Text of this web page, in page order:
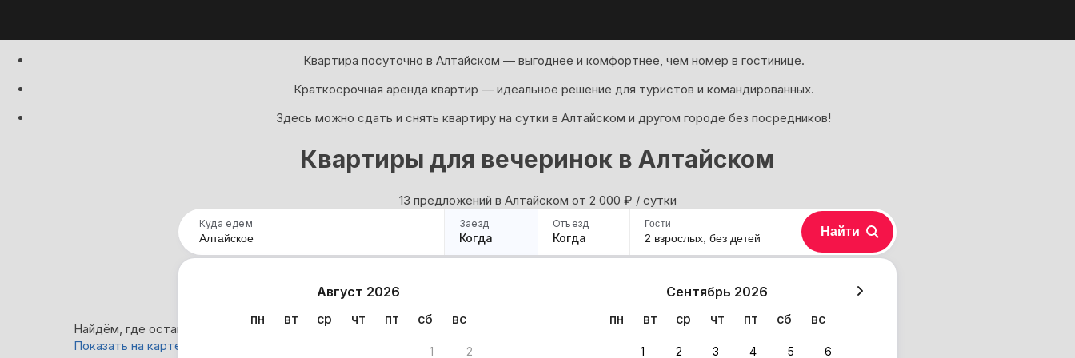
Квартира посуточно в Алтайском — выгоднее и комфортнее, чем номер в гостинице.
Краткосрочная аренда квартир — идеальное решение для туристов и командированных.
Здесь можно сдать и снять квартиру на сутки в Алтайском и другом городе без посредников!
Квартиры для вечеринок в Алтайском
13 предложений в Алтайском oт 2 000 ₽ / сутки
Куда едем Заезд
Когда
Отъезд
Когда
Август 2026
пн
вт ср чт пт сб вс
1 2
Сентябрь 2026
пн
вт ср чт пт сб вс
1 2 3 4 5 6
Гости
2 взрослых, без детей Найти
Найдём, где остановиться в Алтайском: 13 вариантов
Показать на карте